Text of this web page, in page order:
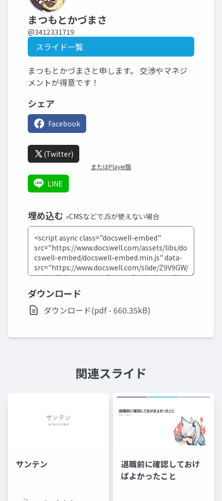
まつもとかづまさ
@3412331719
スライド一覧
まつもとかづまさと申します。 交渉やマネジ
メントが得意です！
シェア
Facebook
(Twitter)
またはPlayer版
LINE
埋め込む »CMSなどでJSが使えない場合
ダウンロード
ダウンロード(pdf - 660.35kB)
関連スライド
サンテン
退職前に確認しておけ
ばよかったこと